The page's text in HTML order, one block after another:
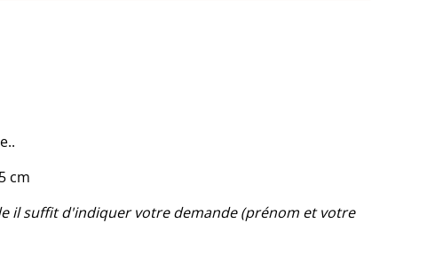
cm
il suffit d'indiquer votre demande (prénom et votre